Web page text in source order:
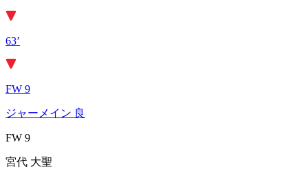
63’
FW 9
ジャーメイン 良
FW 9
宮代 大聖